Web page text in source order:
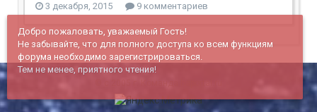
3 декабря, 2015 9 комментариев
Добро пожаловать, уважаемый Гость!
Не забывайте, что для полного доступа ко всем функциям
форума необходимо зарегистрироваться.
Тем не менее, приятного чтения!